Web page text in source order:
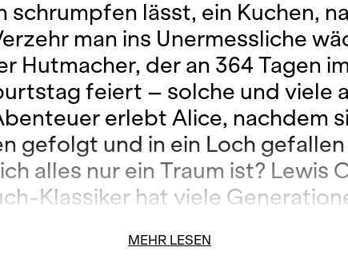
schrumpfen lässt, ein Kuchen,
man ins Unermessliche
Hutmacher, der an 364 Tagen
feiert – solche und viele
erlebt Alice, nachdem
gefolgt und in ein Loch
alles nur ein Traum ist? Lewis
Klassiker hat viele
Komponisten Pierangelo
MEHR LESEN